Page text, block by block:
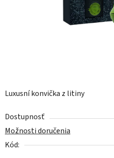
Luxusní konvička z litiny
Dostupnosť
Možnosti doručenia
Kód: